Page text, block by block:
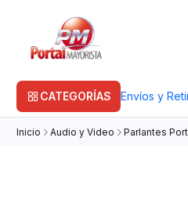
CATEGORÍAS Envíos y
Inicio Audio y Video Parlantes